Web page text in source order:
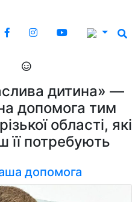
дитина» —
допомога тим
області, які
її потребують
допомога